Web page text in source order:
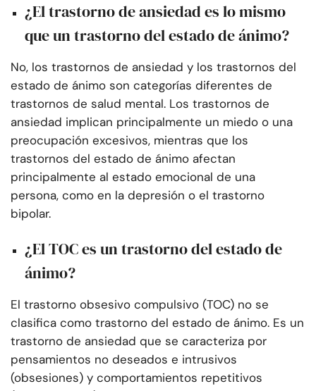
¿El trastorno de ansiedad es lo mismo
que un trastorno del estado de ánimo?
No, los trastornos de ansiedad y los trastornos del
estado de ánimo son categorías diferentes de
trastornos de salud mental. Los trastornos de
ansiedad implican principalmente un miedo o una
preocupación excesivos, mientras que los
trastornos del estado de ánimo afectan
principalmente al estado emocional de una
persona, como en la depresión o el trastorno
bipolar.
¿El TOC es un trastorno del estado de
ánimo?
El trastorno obsesivo compulsivo (TOC) no se
clasifica como trastorno del estado de ánimo. Es un
trastorno de ansiedad que se caracteriza por
pensamientos no deseados e intrusivos
(obsesiones) y comportamientos repetitivos